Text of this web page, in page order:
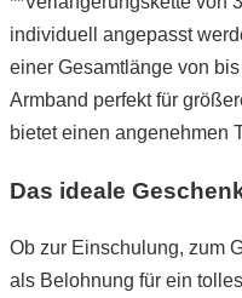
individuell angepasst
einer Gesamtlänge von
Armband perfekt für
bietet einen angenehmen
Das ideale
Ob zur Einschulung, zum
als Belohnung für ein